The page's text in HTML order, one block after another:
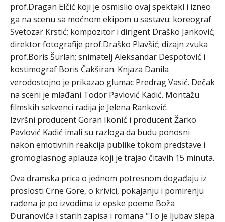
prof.Dragan Elčić koji je osmislio ovaj spektakl i izneo
ga na scenu sa moćnom ekipom u sastavu: koreograf
Svetozar Krstić; kompozitor i dirigent Draško Janković;
direktor fotografije prof.Draško Plavšić; dizajn zvuka
prof.Boris Šurlan; snimatelj Aleksandar Despotović i
kostimograf Boris Čakširan. Knjaza Danila
verodostojno je prikazao glumac Predrag Vasić. Dečak
na sceni je mlađani Todor Pavlović Kadić. Montažu
filmskih sekvenci radija je Jelena Ranković.
Izvršni producent Goran Ikonić i producent Žarko
Pavlović Kadić imali su razloga da budu ponosni
nakon emotivnih reakcija publike tokom predstave i
gromoglasnog aplauza koji je trajao čitavih 15 minuta.
Ova dramska prica o jednom potresnom događaju iz
proslosti Crne Gore, o krivici, pokajanju i pomirenju
rađena je po izvodima iz epske poeme Boža
Đuranovića i starih zapisa i romana "To je ljubav slepa